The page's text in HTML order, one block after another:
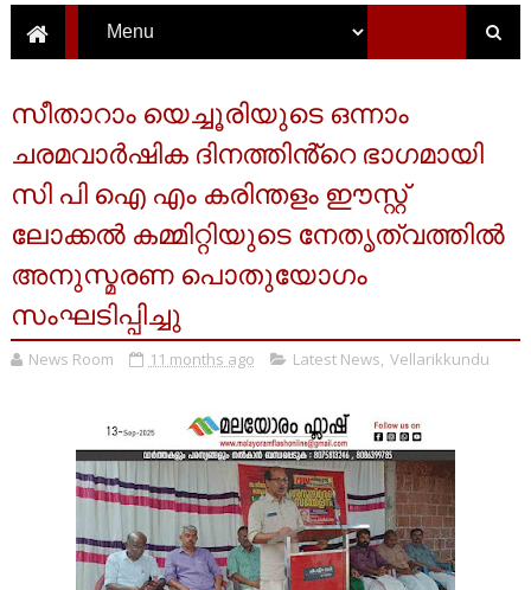
സീതാറാം യെച്ചൂരിയുടെ ഒന്നാം
ചരമവാർഷിക ദിനത്തിൻ്റെ ഭാഗമായി
സി പി ഐ എം കരിന്തളം ഈസ്റ്റ്
ലോക്കൽ കമ്മിറ്റിയുടെ നേതൃത്വത്തിൽ
അനുസ്മരണ പൊതുയോഗം
സംഘടിപ്പിച്ചു
News Room 11 months ago Latest News, Vellarikkundu